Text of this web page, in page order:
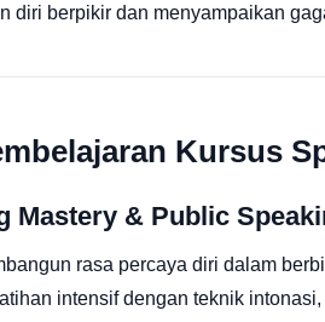
diri berpikir dan menyampaikan
Kursus
Mastery & Public
rasa percaya diri dalam
intensif dengan teknik